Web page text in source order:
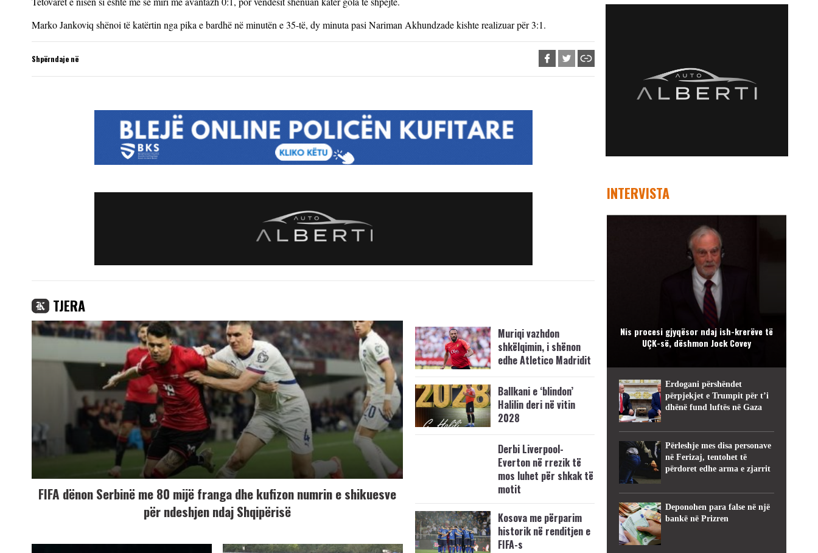
Marko Jankoviq shënoi të katërtin nga pika e bardhë në minutën e 35-të, dy minuta pasi Nariman Akhundzade kishte realizuar për 3:1.
Shpërndaje në
TJERA
FIFA dënon Serbinë me 80 mijë franga dhe kufizon numrin e shikuesve
për ndeshjen ndaj Shqipërisë
Muriqi vazhdon
shkëlqimin, i shënon
edhe Atletico Madridit
Ballkani e ‘blindon’
Halilin deri në vitin
2028
Derbi Liverpool-
Everton në rrezik të
mos luhet për shkak të
motit
Kosova me përparim
historik në renditjen e
FIFA-s
INTERVISTA
Nis procesi gjyqësor ndaj ish-krerëve të
UÇK-së, dëshmon Jock Covey
Erdogani përshëndet
përpjekjet e Trumpit për t’i
dhënë fund luftës në Gaza
Përleshje mes disa personave
në Ferizaj, tentohet të
përdoret edhe arma e zjarrit
Deponohen para false në një
bankë në Prizren